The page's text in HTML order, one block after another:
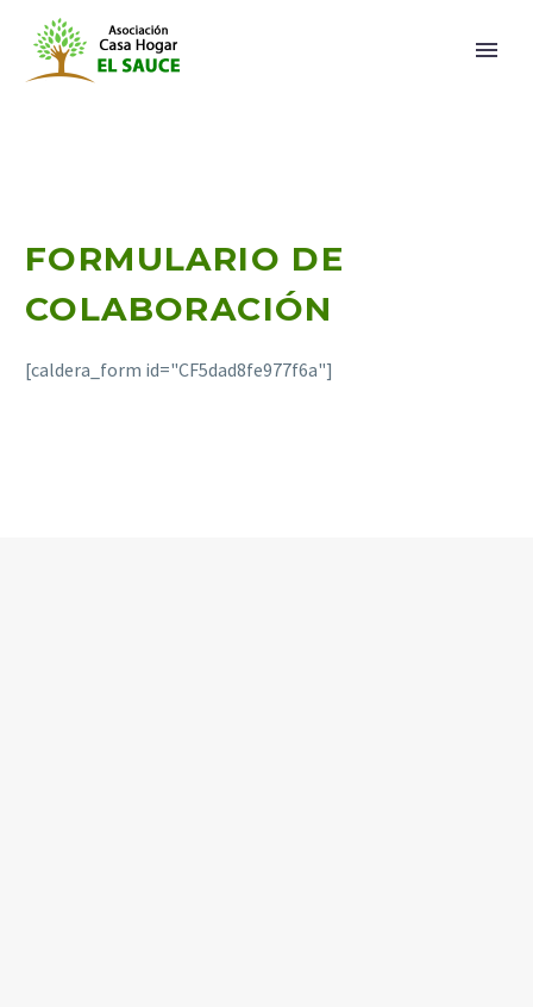
FORMULARIO DE
COLABORACIÓN
[caldera_form id="CF5dad8fe977f6a"]